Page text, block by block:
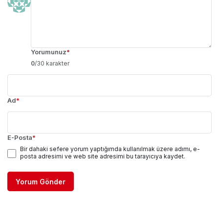
Yorumunuz*
0/30 karakter
Ad*
E-Posta*
Bir dahaki sefere yorum yaptığımda kullanılmak üzere adımı, e-
posta adresimi ve web site adresimi bu tarayıcıya kaydet.
Yorum Gönder